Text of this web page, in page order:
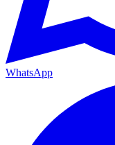
WhatsApp